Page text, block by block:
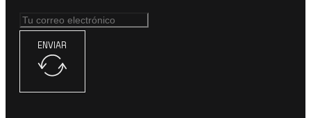
ENVIAR